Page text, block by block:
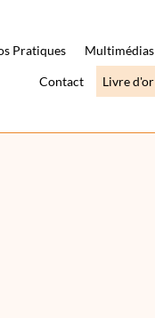
Pratiques Multimédias
Contact Livre d'or